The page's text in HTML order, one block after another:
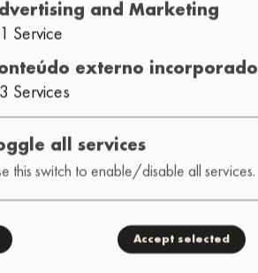
and Marketing
1 Service
externo incorporado
3 Services
all services
this switch to enable/disable all services.
Accept selected